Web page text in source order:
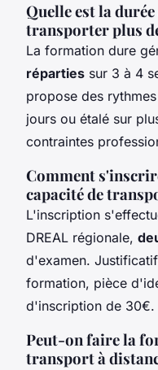
Quelle est la
transporter plus
La formation dure
réparties sur 3 à 4
propose des
jours ou étalé sur
contraintes
Comment
capacité de
L'inscription
DREAL régionale,
d'examen.
formation, pièce
d'inscription de 30€.
Peut-on faire la
transport à